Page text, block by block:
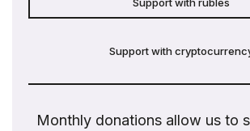
Support with
Monthly donations allow us to